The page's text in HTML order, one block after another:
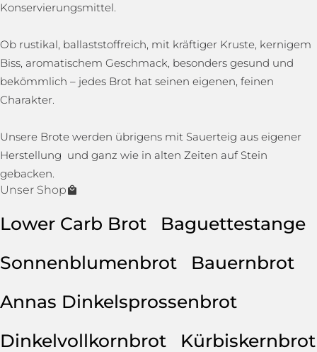
Konservierungsmittel.
Ob rustikal, ballaststoffreich, mit kräftiger Kruste, kernigem
Biss, aromatischem Geschmack, besonders gesund und
bekömmlich – jedes Brot hat seinen eigenen, feinen
Charakter.
Unsere Brote werden übrigens mit Sauerteig aus eigener
Herstellung und ganz wie in alten Zeiten auf Stein
gebacken.
Unser Shop
Lower Carb Brot
Baguettestange
Sonnenblumenbrot
Bauernbrot
Annas Dinkelsprossenbrot
Dinkelvollkornbrot
Kürbiskernbrot